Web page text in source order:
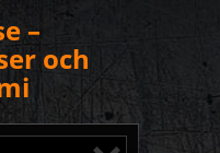
–
och